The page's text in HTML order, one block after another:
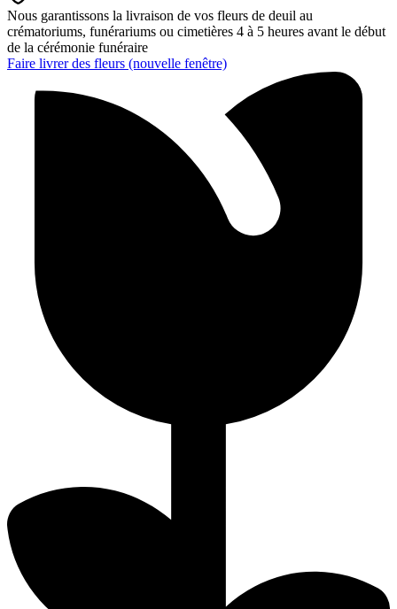
Nous garantissons la livraison de vos fleurs de deuil au
crématoriums, funérariums ou cimetières 4 à 5 heures avant le début
de la cérémonie funéraire
Faire livrer des fleurs (nouvelle fenêtre)